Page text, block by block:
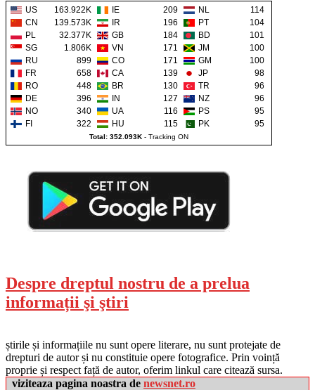
US 163.922K IE 209 NL
114
CN
139.573K IR 196 PT
104
PL
32.377K GB 184 BD
101
SG
1.806K VN 171 JM
100
RU
899 CO 171 GM
100
FR
658 CA 139 JP
98
RO
448 BR 130 TR
96
DE
396 IN 127 NZ
96
NO
340 UA 116 PS
95
FI
322 HU 115 PK 95
Total: 352.093K - Tracking ON
Despre dreptul nostru de a prelua
informații şi ştiri
știrile și informațiile nu sunt opere literare, nu sunt protejate de
drepturi de autor și nu constituie opere fotografice. Prin voință
proprie și respect față de autor, oferim linkul care citează sursa.
viziteaza pagina noastra de newsnet.ro